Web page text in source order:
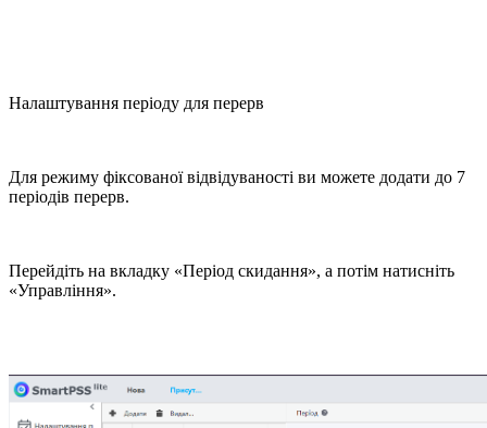
Налаштування періоду для перерв
Для режиму фіксованої відвідуваності ви можете додати до 7
періодів перерв.
Перейдіть на вкладку «Період скидання», а потім натисніть
«Управління».